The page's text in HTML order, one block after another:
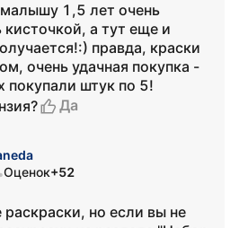
1,5 лет очень
кисточкой, а тут еще и
правда, краски
очень удачная покупка -
покупали штук по 5!
Да
•Оценок+52
но если вы не